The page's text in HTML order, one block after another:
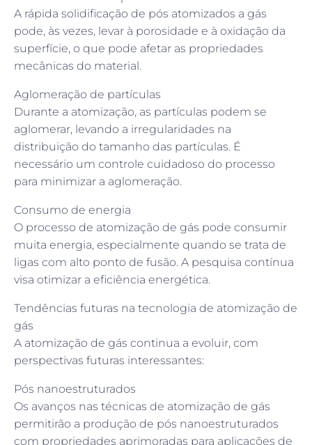
A rápida solidificação de pós atomizados a gás
pode, às vezes, levar à porosidade e à oxidação da
superfície, o que pode afetar as propriedades
mecânicas do material.
Aglomeração de partículas
Durante a atomização, as partículas podem se
aglomerar, levando a irregularidades na
distribuição do tamanho das partículas. É
necessário um controle cuidadoso do processo
para minimizar a aglomeração.
Consumo de energia
O processo de atomização de gás pode consumir
muita energia, especialmente quando se trata de
ligas com alto ponto de fusão. A pesquisa contínua
visa otimizar a eficiência energética.
Tendências futuras na tecnologia de atomização de
gás
A atomização de gás continua a evoluir, com
perspectivas futuras interessantes:
Pós nanoestruturados
Os avanços nas técnicas de atomização de gás
permitirão a produção de pós nanoestruturados
com propriedades aprimoradas para aplicações de